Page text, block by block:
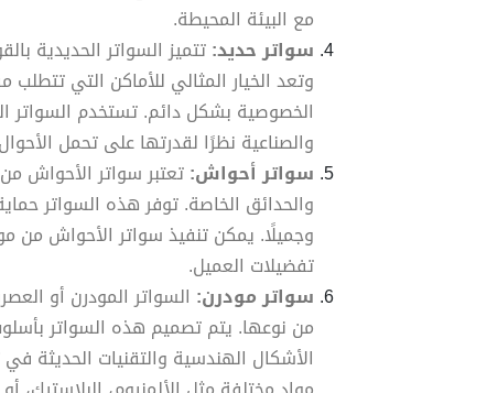
مع البيئة المحيطة.
سواتر حديد:تتميز السواتر الحديدية
وتعد الخيار المثالي للأماكن التي تتطلب
الخصوصية بشكل دائم. تستخدم السواتر
والصناعية نظرًا لقدرتها على تحمل
سواتر أحواش:تعتبر سواتر الأحواش من
والحدائق الخاصة. توفر هذه السواتر
وجميلًا. يمكن تنفيذ سواتر الأحواش من
تفضيلات العميل.
سواتر مودرن: السواتر المودرن أو
من نوعها. يتم تصميم هذه السواتر
الأشكال الهندسية والتقنيات الحديثة